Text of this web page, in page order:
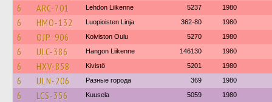
6 ARC-701 Lehdon Liikenne 5237 1980
6 HMO-132 Luopioisten Linja 362-80 1980
6 OJP-906 Koiviston Oulu 5270 1980
6 ULC-386 Hangon Liikenne 146130 1980
6 HXV-858 Kivistö 5201 1980
6 ULN-206 Разные города 369 1980
6 LCS-356 Kuusela 5059 1980